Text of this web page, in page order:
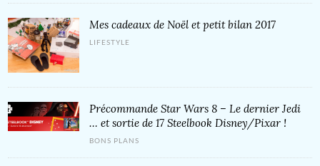
Mes cadeaux de Noël et petit bilan 2017
LIFESTYLE
Précommande Star Wars 8 – Le dernier Jedi
… et sortie de 17 Steelbook Disney/Pixar !
BONS PLANS